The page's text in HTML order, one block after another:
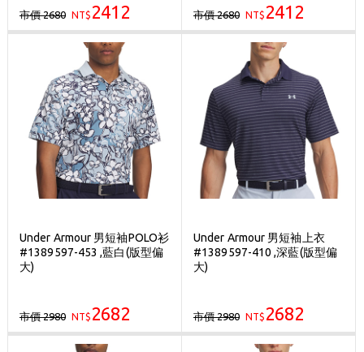
市價 2680 NT$ 2412 市價 2680 NT$ 2412
Under Armour 男短袖POLO衫
#1389597-453 ,藍白(版型偏
大)
市價 2980 NT$ 2682
Under Armour 男短袖上衣
#1389597-410 ,深藍(版型偏
大)
市價 2980 NT$ 2682